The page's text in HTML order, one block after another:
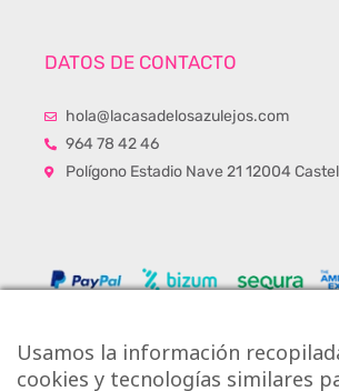
DATOS DE CONTACTO
hola@lacasadelosazulejos.com
964 78 42 46
Polígono Estadio Nave 21 12004
Usamos la información
cookies y tecnologías similares